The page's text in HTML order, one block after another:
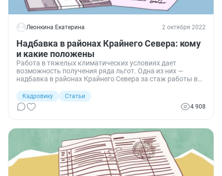
Леонкина Екатерина 2 октября 2022
Надбавка в районах Крайнего Севера: кому
и какие положены
Работа в тяжелых климатических условиях дает
возможность получения ряда льгот. Одна из них —
надбавка в районах Крайнего Севера за стаж работы в
Рассказываем, кому, какие и в каком размере надбавки
положены.
Кадровику
Статьи
4 908